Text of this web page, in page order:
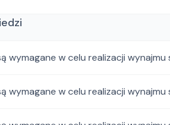
wymagane w celu realizacji wynajmu
wymagane w celu realizacji wynajmu